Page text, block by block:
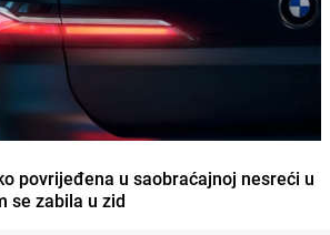
povrijeđena u saobraćajnoj nesreći u
se zabila u zid